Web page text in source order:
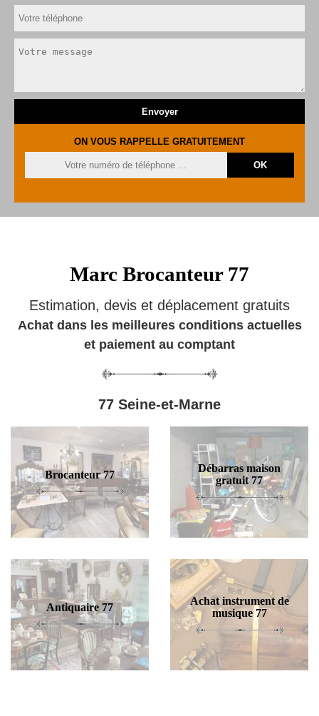
ON VOUS RAPPELLE GRATUITEMENT
Marc Brocanteur 77
Estimation, devis et déplacement gratuits
Achat dans les meilleures conditions actuelles
et paiement au comptant
77 Seine-et-Marne
Brocanteur 77
Débarras maison
gratuit 77
Antiquaire 77
Achat instrument de
musique 77